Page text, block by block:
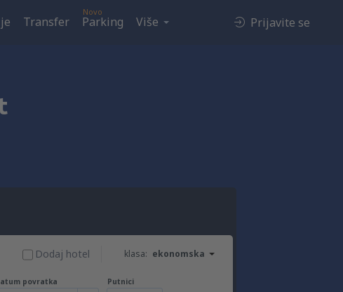
Transfer
Novo
Parking Više Prijavite se
klasa: ekonomska
Dodaj hotel
povratka Putnici